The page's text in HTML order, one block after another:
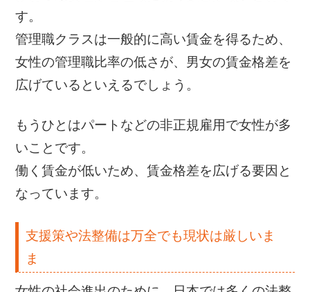
す。
管理職クラスは一般的に高い賃金を得るため、
女性の管理職比率の低さが、男女の賃金格差を
広げているといえるでしょう。
もうひとはパートなどの非正規雇用で女性が多
いことです。
働く賃金が低いため、賃金格差を広げる要因と
なっています。
支援策や法整備は万全でも現状は厳しいま
ま